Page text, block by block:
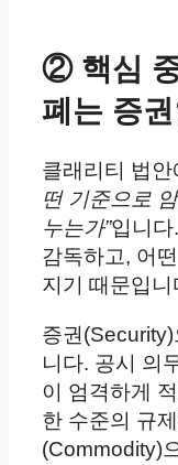
② 핵심
폐는 증
클래리티 법
떤 기준으로
누는가”입니다
감독하고, 어
지기 때문입니
증권
니다. 공시 의
이 엄격하게
한 수준의 규
(Commodity)